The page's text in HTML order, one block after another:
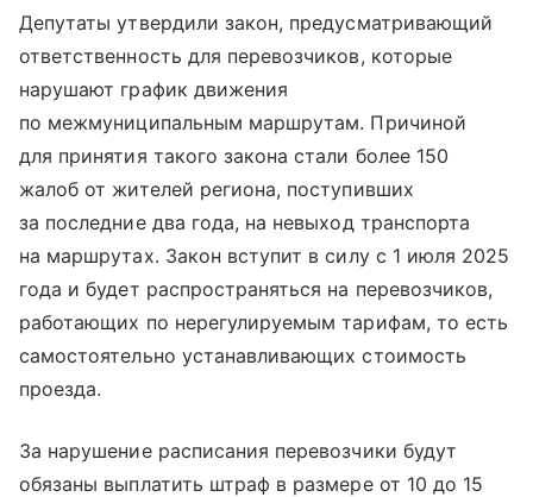
Депутаты утвердили закон, предусматривающий
ответственность для перевозчиков, которые
нарушают график движения
по межмуниципальным маршрутам. Причиной
для принятия такого закона стали более 150
жалоб от жителей региона, поступивших
за последние два года, на невыход транспорта
на маршрутах. Закон вступит в силу с 1 июля 2025
года и будет распространяться на перевозчиков,
работающих по нерегулируемым тарифам, то есть
самостоятельно устанавливающих стоимость
проезда.
За нарушение расписания перевозчики будут
обязаны выплатить штраф в размере от 10 до 15